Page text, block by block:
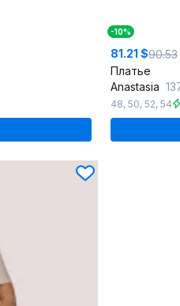
-10%
81.21 $90.53
Платье
Anastasia
48, 50, 52, 54